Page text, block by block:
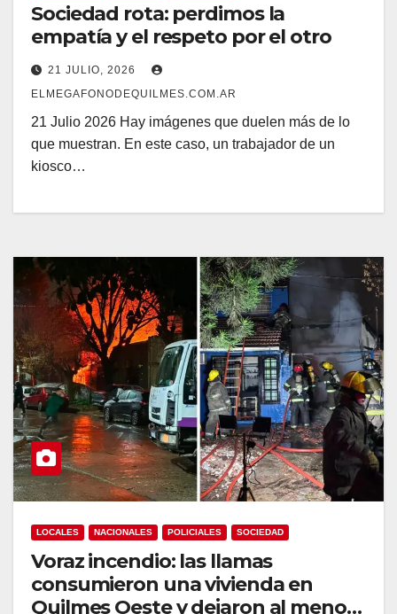
Sociedad rota: perdimos la
empatía y el respeto por el otro
21 JULIO, 2026
ELMEGAFONODEQUILMES.COM.AR
21 Julio 2026 Hay imágenes que duelen más de lo
que muestran. En este caso, un trabajador de un
kiosco…
LOCALES NACIONALES POLICIALES SOCIEDAD
Voraz incendio: las llamas
consumieron una vivienda en
Quilmes Oeste y dejaron al menos